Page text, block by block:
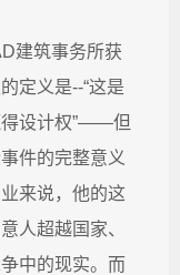
建筑事务所获
定义是--“这是
得设计权”——但
件的完整意义
来说，他的这
人超越国家、
中的现实。而